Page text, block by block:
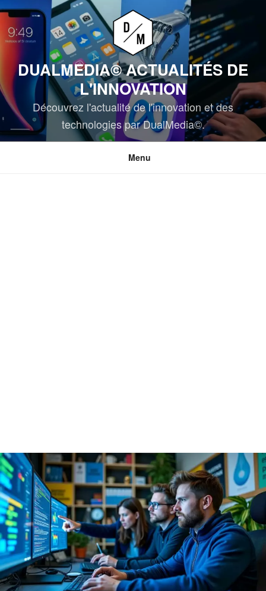
Aller
au
contenu
DUALMEDIA© ACTUALITÉS DE
L'INNOVATION
Découvrez l'actualité de l'innovation et des
technologies par DualMedia©.
Menu